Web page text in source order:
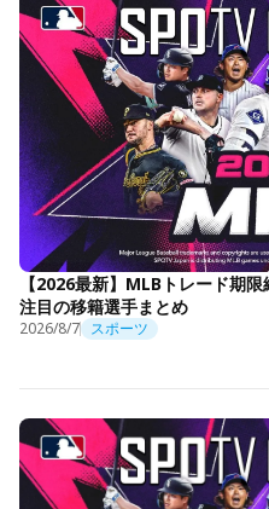
【2026最新】MLBトレード期
注目の移籍選手まとめ
2026/8/7 スポーツ